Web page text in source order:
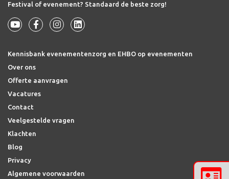
Festival of evenement? Standaard de beste zorg!
Kennisbank evenementenzorg en EHBO op evenementen
Over ons
Offerte aanvragen
Vacatures
Contact
Veelgestelde vragen
Klachten
Blog
Privacy
Algemene voorwaarden